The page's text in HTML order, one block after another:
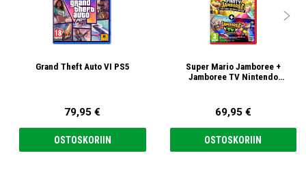
Grand Theft Auto VI PS5
79,95 €
OSTOSKORIIN
Super Mario Jamboree +
Jamboree TV Nintendo
69,95 €
OSTOSKORIIN
